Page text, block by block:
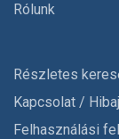
Rólunk
Részletes
Kapcsolat /
Felhasználási